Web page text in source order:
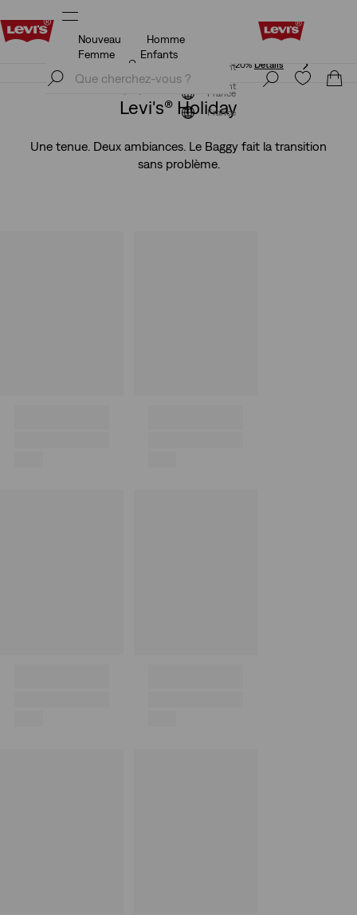
Unidays: Les étudiants bénéficient de -20%
S'inscrire maintenant
France
Nouveau
Homme
Femme
Enfants
Unidays: Les étudiants bénéficient de -20% Détails
S'inscrire maintenant
France
Levi's® Holiday
Une tenue. Deux ambiances. Le Baggy fait la transition
sans problème.